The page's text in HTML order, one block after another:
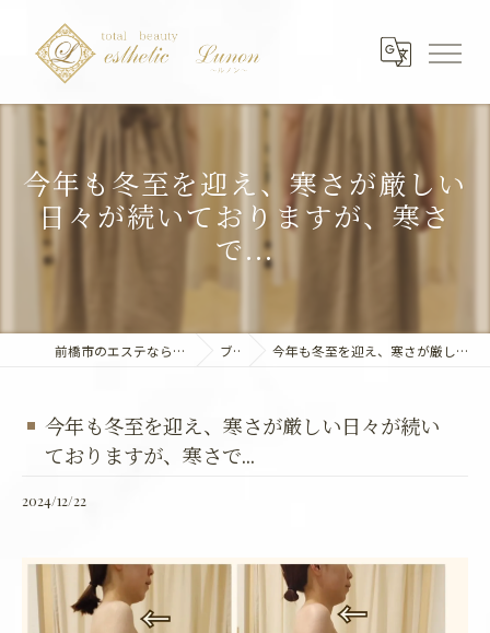
今年も冬至を迎え、寒さが厳しい
日々が続いておりますが、寒さ
で...
前橋市のエステならエステティック～Lunon～ ブログ 今年も冬至を迎え、寒さが厳しい日々が続いておりますが、寒さで...
今年も冬至を迎え、寒さが厳しい日々が続い
ておりますが、寒さで...
2024/12/22